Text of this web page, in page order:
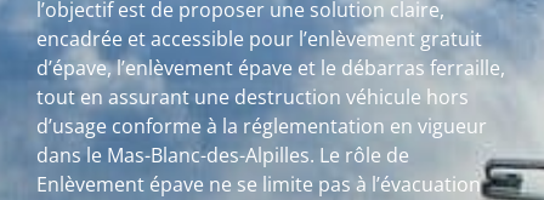
l’objectif est de proposer une solution claire,
encadrée et accessible pour l’enlèvement gratuit
d’épave, l’enlèvement épave et le débarras ferraille,
tout en assurant une destruction véhicule hors
d’usage conforme à la réglementation en vigueur
dans le Mas-Blanc-des-Alpilles. Le rôle de
Enlèvement épave ne se limite pas à l’évacuation